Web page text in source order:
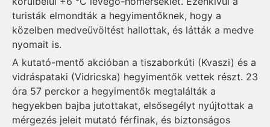
turisták elmondták a hegyimentőknek, hogy a
közelben medveüvöltést hallottak, és látták a medve
nyomait is.
A kutató-mentő akcióban a tiszaborkúti (Kvaszi) és a
vidráspataki (Vidricska) hegyimentők vettek részt. 23
óra 57 perckor a hegyimentők megtalálták a
hegyekben bajba jutottakat, elsősegélyt nyújtottak a
mérgezés jeleit mutató férfinak, és biztonságos